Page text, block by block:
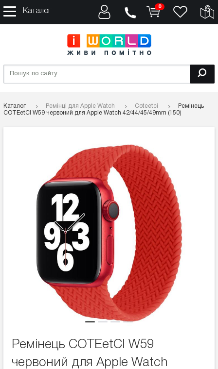
Каталог
0
Каталог Ремінці для Apple Watch Coteetci
Ремінець
COTEetCI W59 червоний для Apple Watch 42/44/45/49mm (150)
Ремінець COTEetCI W59
червоний для Apple Watch